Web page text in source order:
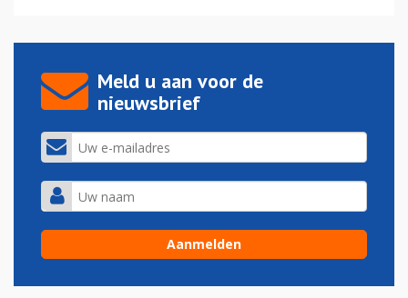
Meld u aan voor de
nieuwsbrief